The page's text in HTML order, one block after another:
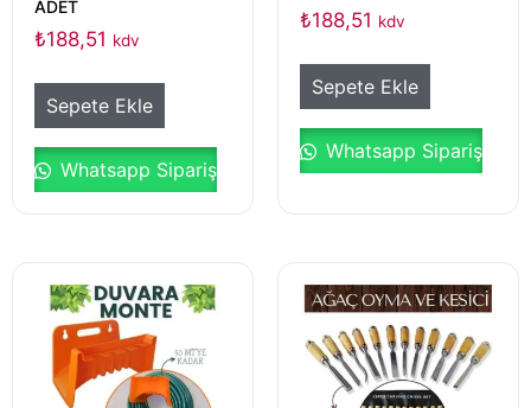
ADET
₺188,51 kdv
Sepete Ekle
Whatsapp Sipariş
₺188,51 kdv
Sepete Ekle
Whatsapp Sipariş